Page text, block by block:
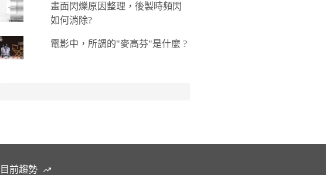
畫面閃爍原因整理，後製時頻閃
如何消除?
電影中，所謂的"麥高芬"是什麼 ?
目前趨勢